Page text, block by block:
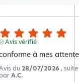
Avis vérifié
à mes
du 28/07/2026 ,
par A.C.